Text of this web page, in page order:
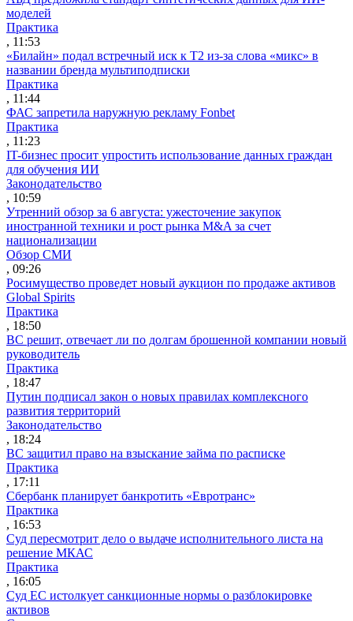
моделей
Практика
, 11:53
«Билайн» подал встречный иск к Т2 из-за слова «микс» в
названии бренда мультиподписки
Практика
, 11:44
ФАС запретила наружную рекламу Fonbet
Практика
, 11:23
IT-бизнес просит упростить использование данных граждан
для обучения ИИ
Законодательство
, 10:59
Утренний обзор за 6 августа: ужесточение закупок
иностранной техники и рост рынка M&A за счет
национализации
Обзор СМИ
, 09:26
Росимущество проведет новый аукцион по продаже активов
Global Spirits
Практика
, 18:50
ВС решит, отвечает ли по долгам брошенной компании новый
руководитель
Практика
, 18:47
Путин подписал закон о новых правилах комплексного
развития территорий
Законодательство
, 18:24
ВС защитил право на взыскание займа по расписке
Практика
, 17:11
Сбербанк планирует банкротить «Евротранс»
Практика
, 16:53
Суд пересмотрит дело о выдаче исполнительного листа на
решение МКАС
Практика
, 16:05
Суд ЕС истолкует санкционные нормы о разблокировке
активов